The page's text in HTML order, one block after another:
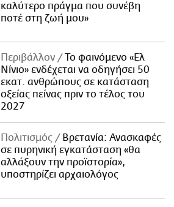
καλύτερο πράγμα που συνέβη
ποτέ στη ζωή μου»
Περιβάλλον
Το φαινόμενο «Ελ
Νίνιο» ενδέχεται να οδηγήσει 50
εκατ. ανθρώπους σε κατάσταση
οξείας πείνας πριν το τέλος του
2027
Πολιτισμός
Βρετανία: Ανασκαφές
σε πυρηνική εγκατάσταση «θα
αλλάξουν την προϊστορία»,
υποστηρίζει αρχαιολόγος